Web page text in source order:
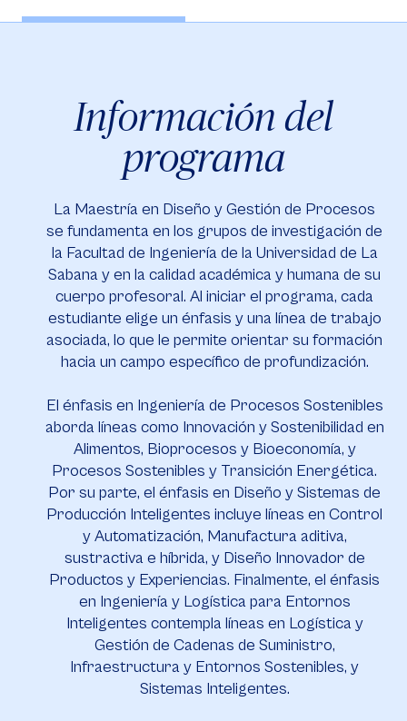
Información del
programa
La Maestría en Diseño y Gestión de Procesos
se fundamenta en los grupos de investigación de
la Facultad de Ingeniería de la Universidad de La
Sabana y en la calidad académica y humana de su
cuerpo profesoral. Al iniciar el programa, cada
estudiante elige un énfasis y una línea de trabajo
asociada, lo que le permite orientar su formación
hacia un campo específico de profundización.
El énfasis en Ingeniería de Procesos Sostenibles
aborda líneas como Innovación y Sostenibilidad en
Alimentos, Bioprocesos y Bioeconomía, y
Procesos Sostenibles y Transición Energética.
Por su parte, el énfasis en Diseño y Sistemas de
Producción Inteligentes incluye líneas en Control
y Automatización, Manufactura aditiva,
sustractiva e híbrida, y Diseño Innovador de
Productos y Experiencias. Finalmente, el énfasis
en Ingeniería y Logística para Entornos
Inteligentes contempla líneas en Logística y
Gestión de Cadenas de Suministro,
Infraestructura y Entornos Sostenibles, y
Sistemas Inteligentes.